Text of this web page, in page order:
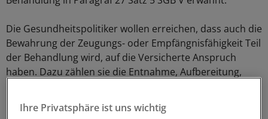
Die Gesundheitspolitiker wollen erreichen, dass auch die
Bewahrung der Zeugungs- oder Empfängnisfähigkeit Teil
der Behandlung wird, auf die Versicherte Anspruch
haben. Dazu zählen sie die Entnahme, Aufbereitung,
Keimgeweben.
Ihre Privatsphäre ist uns wichtig